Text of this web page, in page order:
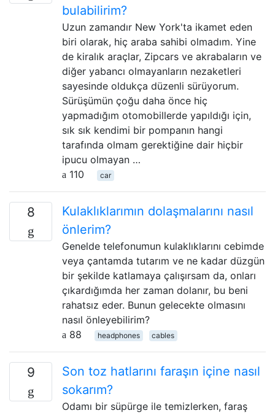
bulabilirim?
Uzun zamandır New York'ta ikamet eden
biri olarak, hiç araba sahibi olmadım. Yine
de kiralık araçlar, Zipcars ve akrabaların ve
diğer yabancı olmayanların nezaketleri
sayesinde oldukça düzenli sürüyorum.
Sürüşümün çoğu daha önce hiç
yapmadığım otomobillerde yapıldığı için,
sık sık kendimi bir pompanın hangi
tarafında olmam gerektiğine dair hiçbir
ipucu olmayan …
110
car
8
Kulaklıklarımın dolaşmalarını nasıl
önlerim?
Genelde telefonumun kulaklıklarını cebimde
veya çantamda tutarım ve ne kadar düzgün
bir şekilde katlamaya çalışırsam da, onları
çıkardığımda her zaman dolanır, bu beni
rahatsız eder. Bunun gelecekte olmasını
nasıl önleyebilirim?
88
headphones cables
9
Son toz hatlarını faraşın içine nasıl
sokarım?
Odamı bir süpürge ile temizlerken, faraş